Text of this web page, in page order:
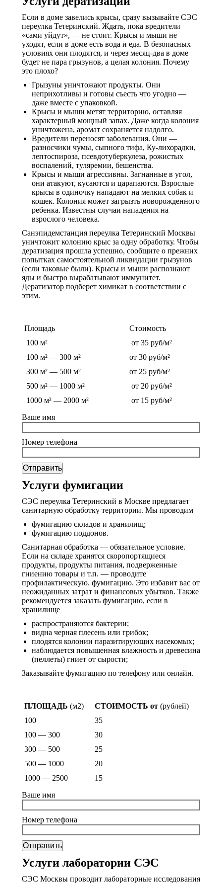
Если в доме завелись крысы, сразу вызывайте СЭС
переулка Тетеринский. Ждать, пока вредители
«сами уйдут», — не стоит. Крысы и мыши не
уходят, если в доме есть вода и еда. В безопасных
условиях они плодятся, и через месяц-два в доме
будет не пара грызунов, а целая колония. Почему
это плохо?
Грызуны уничтожают продукты. Они
неприхотливы и готовы съесть что угодно —
даже вместе с упаковкой.
Крысы и мыши метят территорию, оставляя
характерный мощный запах. Даже когда колония
уничтожена, аромат сохраняется надолго.
Вредители переносят заболевания. Они —
разносчики чумы, сыпного тифа, Ку-лихорадки,
лептоспироза, псевдотуберкулеза, рожистых
воспалений, туляремии, бешенства.
Крысы и мыши агрессивны. Загнанные в угол,
они атакуют, кусаются и царапаются. Взрослые
крысы в одиночку нападают на мелких собак и
кошек. Колония может загрызть новорожденного
ребенка. Известны случаи нападения на
взрослого человека.
Санэпидемстанция переулка Тетеринский Москвы
уничтожит колонию крыс за одну обработку. Чтобы
дератизация прошла успешно, сообщите о прежних
попытках самостоятельной ликвидации грызунов
(если таковые были). Крысы и мыши распознают
яды и быстро вырабатывают иммунитет.
Дератизатор подберет химикат в соответствии с
этим.
Площадь
Стоимость
100 м²
от 35 руб/м²
100 м² — 300 м²
от 30 руб/м²
300 м² — 500 м²
от 25 руб/м²
500 м² — 1000 м²
от 20 руб/м²
1000 м² — 2000 м²
от 15 руб/м²
Ваше имя
Номер телефона
Услуги фумигации
СЭС переулка Тетеринский в Москве предлагает
санитарную обработку территории. Мы проводим
фумигацию складов и хранилищ;
фумигацию поддонов.
Санитарная обработка — обязательное условие.
Если на складе хранятся скоропортящиеся
продукты, продукты питания, подверженные
гниению товары и т.п. — проводите
профилактическую. фумигацию. Это избавит вас от
неожиданных затрат и финансовых убытков. Также
рекомендуется заказать фумигацию, если в
хранилище
распространяются бактерии;
видна черная плесень или грибок;
плодятся колонии паразитирующих насекомых;
наблюдается повышенная влажность и древесина
(пеллеты) гниет от сырости;
Заказывайте фумигацию по телефону или онлайн.
ПЛОЩАДЬ (м2) СТОИМОСТЬ от (рублей)
100
35
100 — 300
30
300 — 500
25
500 — 1000
20
1000 — 2500
15
Ваше имя
Номер телефона
Услуги лаборатории СЭС
СЭС Москвы проводит лабораторные исследования